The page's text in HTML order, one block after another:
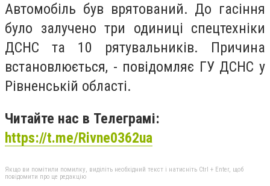
Автомобіль був врятований. До гасіння
було залучено три одиниці спецтехніки
ДСНС та 10 рятувальників. Причина
встановлюється, - повідомляє ГУ ДСНС у
Рівненській області.
Читайте нас в Телеграмі:
https://t.me/Rivne0362ua
Якщо ви помітили помилку, виділіть необхідний текст і натисніть Ctrl + Enter, щоб
повідомити про це редакцію